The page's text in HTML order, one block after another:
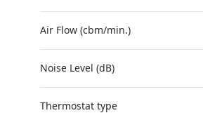
Air Flow (cbm/min.)
Noise Level (dB)
Thermostat type